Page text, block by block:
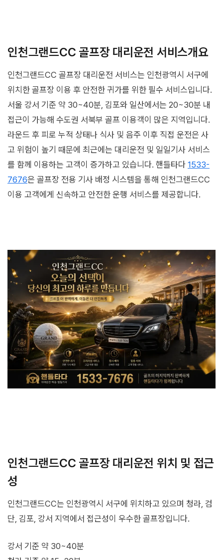
인천그랜드CC 골프장 대리운전 서비스개요
인천그랜드CC 골프장 대리운전 서비스는 인천광역시 서구에
위치한 골프장 이용 후 안전한 귀가를 위한 필수 서비스입니다.
서울 강서 기준 약 30~40분, 김포와 일산에서는 20~30분 내
접근이 가능해 수도권 서북부 골프 이용객이 많은 지역입니다.
라운드 후 피로 누적 상태나 식사 및 음주 이후 직접 운전은 사
고 위험이 높기 때문에 최근에는 대리운전 및 일일기사 서비스
를 함께 이용하는 고객이 증가하고 있습니다. 핸들타다 1533-
7676은 골프장 전용 기사 배정 시스템을 통해 인천그랜드CC
이용 고객에게 신속하고 안전한 운행 서비스를 제공합니다.
인천그랜드CC 골프장 대리운전 위치 및 접근
성
인천그랜드CC는 인천광역시 서구에 위치하고 있으며 청라, 검
단, 김포, 강서 지역에서 접근성이 우수한 골프장입니다.
강서 기준 약 30~40분